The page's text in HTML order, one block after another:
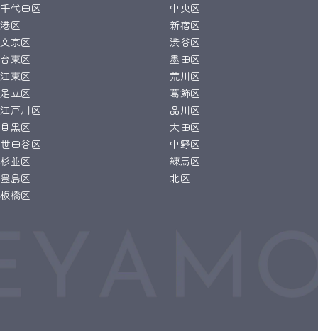
千代田区
中央区
港区
新宿区
文京区
渋谷区
台東区
墨田区
江東区
荒川区
足立区
葛飾区
江戸川区
品川区
目黒区
大田区
世田谷区
中野区
杉並区
練馬区
豊島区
北区
板橋区